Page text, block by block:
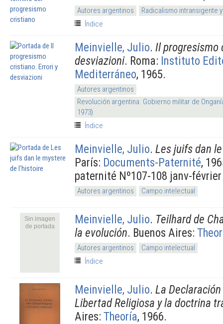
Autores argentinos
Radicalismo intransigente
Índice
Meinvielle, Julio. Il progresismo
desviazioni. Roma: Instituto
Mediterráneo, 1965.
Autores argentinos
Revolución argentina. Gobierno militar de
1973)
Índice
Meinvielle, Julio. Les juifs dan
París: Documents-Paternité,
paternité Nº107-108 janv-
Autores argentinos Campo intelectual
Sin imagen
de portada
Meinvielle, Julio. Teilhard de
la evolución. Buenos Aires:
Autores argentinos
Campo intelectual
Índice
Meinvielle, Julio. La
Libertad Religiosa y la doctrina
Aires: Theoría, 1966.